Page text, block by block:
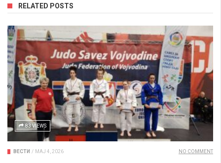
RELATED POSTS
83 VIEWS
ВЕСТИ / МАЈ 4, 2026 NO COMMENT